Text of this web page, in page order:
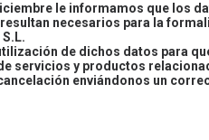
le informamos que los
necesarios para la
de dichos datos para
servicios y productos
enviándonos un